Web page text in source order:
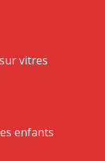
vitres
enfants